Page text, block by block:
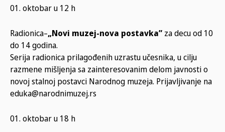
01. oktobar u 12 h
Radionica–„Novi muzej-nova postavka” za decu od 10
do 14 godina.
Serija radionica prilagođenih uzrastu učesnika, u cilju
razmene mišljenja sa zainteresovanim delom javnosti o
novoj stalnoj postavci Narodnog muzeja. Prijavljivanje na
eduka@narodnimuzej.rs
01. oktobar u 18 h